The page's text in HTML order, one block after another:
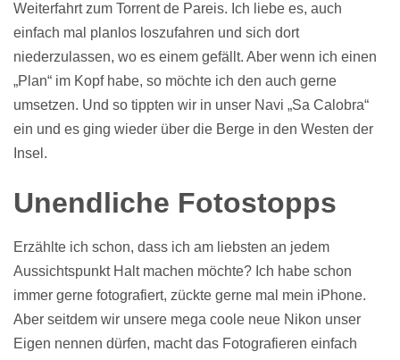
Weiterfahrt zum Torrent de Pareis. Ich liebe es, auch
einfach mal planlos loszufahren und sich dort
niederzulassen, wo es einem gefällt. Aber wenn ich einen
„Plan“ im Kopf habe, so möchte ich den auch gerne
umsetzen. Und so tippten wir in unser Navi „Sa Calobra“
ein und es ging wieder über die Berge in den Westen der
Insel.
Unendliche Fotostopps
Erzählte ich schon, dass ich am liebsten an jedem
Aussichtspunkt Halt machen möchte? Ich habe schon
immer gerne fotografiert, zückte gerne mal mein iPhone.
Aber seitdem wir unsere mega coole neue Nikon unser
Eigen nennen dürfen, macht das Fotografieren einfach